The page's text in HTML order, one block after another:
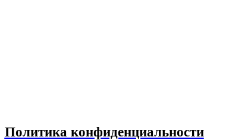
Политика конфиденциальности